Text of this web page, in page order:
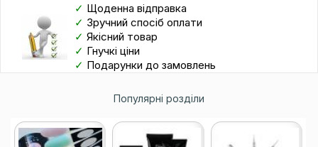
✓ Щоденна відправка
✓ Зручний спосіб оплати
✓ Якісний товар
✓ Гнучкі ціни
✓ Подарунки до замовлень
Популярні розділи